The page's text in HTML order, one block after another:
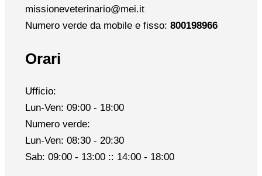
missioneveterinario@mei.it
Numero verde da mobile e fisso: 800198966
Orari
Ufficio:
Lun-Ven: 09:00 - 18:00
Numero verde:
Lun-Ven: 08:30 - 20:30
Sab: 09:00 - 13:00 :: 14:00 - 18:00